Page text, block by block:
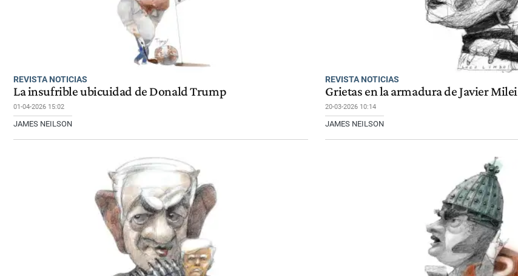
REVISTA NOTICIAS
La insufrible ubicuidad de Donald Trump
01-04-2026 15:02
JAMES NEILSON
REVISTA NOTICIAS
Grietas en la armadura de Javier Milei
20-03-2026 10:14
JAMES NEILSON